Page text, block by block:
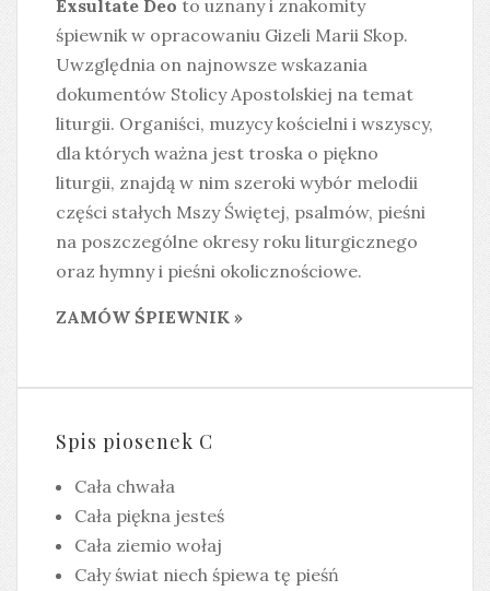
Exsultate Deo to uznany i znakomity
śpiewnik w opracowaniu Gizeli Marii Skop.
Uwzględnia on najnowsze wskazania
dokumentów Stolicy Apostolskiej na temat
liturgii. Organiści, muzycy kościelni i wszyscy,
dla których ważna jest troska o piękno
liturgii, znajdą w nim szeroki wybór melodii
części stałych Mszy Świętej, psalmów, pieśni
na poszczególne okresy roku liturgicznego
oraz hymny i pieśni okolicznościowe.
ZAMÓW ŚPIEWNIK »
Spis piosenek C
Cała chwała
Cała piękna jesteś
Cała ziemio wołaj
Cały świat niech śpiewa tę pieśń